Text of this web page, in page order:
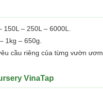
150L – 250L – 6000L.
1kg – 650g.
cầu riêng của từng vườn ươm.
VinaTap